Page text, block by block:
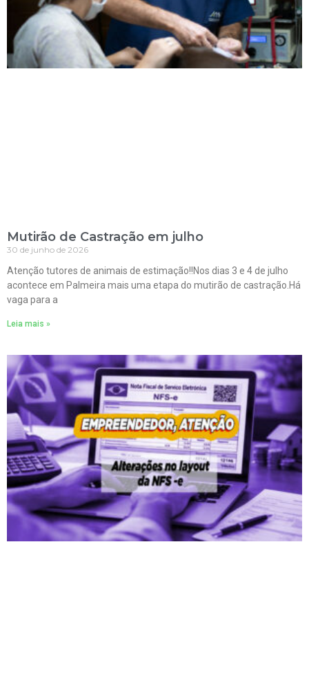
Mutirão de Castração em julho
30 de junho de 2026
Atenção tutores de animais de estimação!!Nos dias 3 e 4 de julho
acontece em Palmeira mais uma etapa do mutirão de castração.Há
vaga para a
Leia mais »